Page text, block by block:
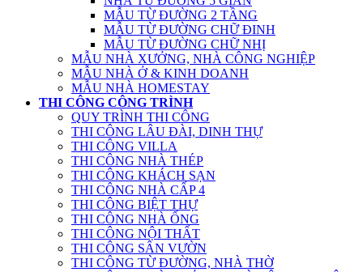
MẪU TỪ ĐƯỜNG 2 TẦNG
MẪU TỪ ĐƯỜNG CHỮ ĐINH
MẪU TỪ ĐƯỜNG CHỮ NHỊ
MẪU NHÀ XƯỞNG, NHÀ CÔNG NGHIỆP
MẪU NHÀ Ở & KINH DOANH
MẪU NHÀ HOMESTAY
THI CÔNG CÔNG TRÌNH
QUY TRÌNH THI CÔNG
THI CÔNG LÂU ĐÀI, DINH THỰ
THI CÔNG VILLA
THI CÔNG NHÀ THÉP
THI CÔNG KHÁCH SẠN
THI CÔNG NHÀ CẤP 4
THI CÔNG BIỆT THỰ
THI CÔNG NHÀ ỐNG
THI CÔNG NỘI THẤT
THI CÔNG SÂN VƯỜN
THI CÔNG TỪ ĐƯỜNG, NHÀ THỜ